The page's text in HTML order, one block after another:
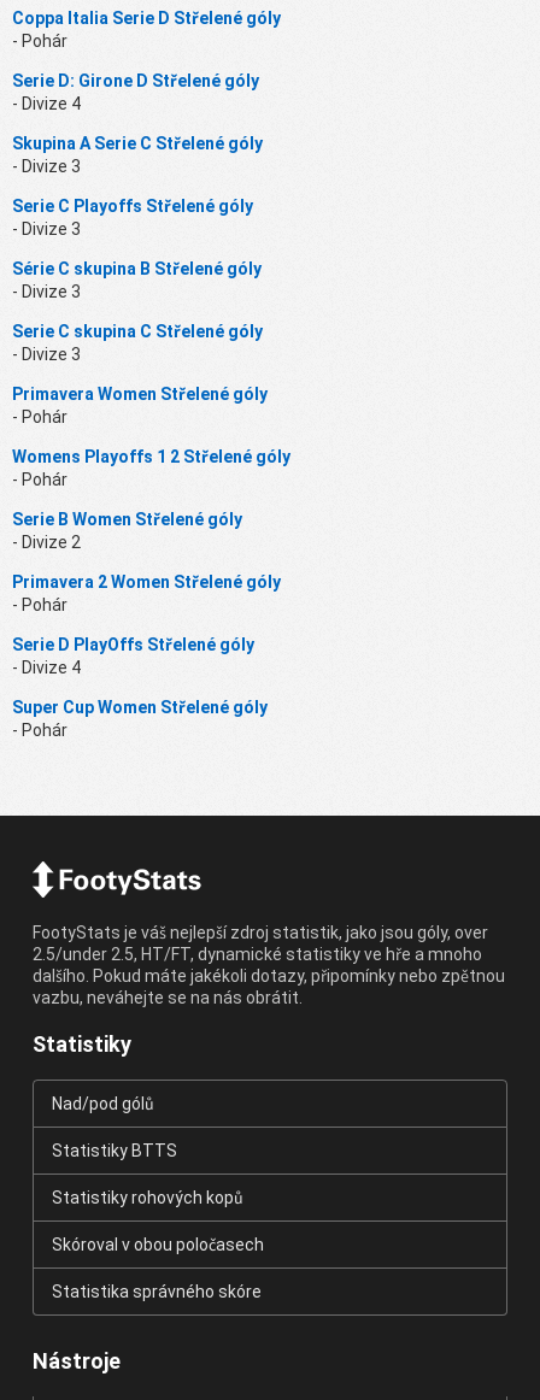
Coppa Italia Serie D Střelené góly
- Pohár
Serie D: Girone D Střelené góly
- Divize 4
Skupina A Serie C Střelené góly
- Divize 3
Serie C Playoffs Střelené góly
- Divize 3
Série C skupina B Střelené góly
- Divize 3
Serie C skupina C Střelené góly
- Divize 3
Primavera Women Střelené góly
- Pohár
Womens Playoffs 1 2 Střelené góly
- Pohár
Serie B Women Střelené góly
- Divize 2
Primavera 2 Women Střelené góly
- Pohár
Serie D PlayOffs Střelené góly
- Divize 4
Super Cup Women Střelené góly
- Pohár
FootyStats je váš nejlepší zdroj statistik, jako jsou góly, over
2.5/under 2.5, HT/FT, dynamické statistiky ve hře a mnoho
dalšího. Pokud máte jakékoli dotazy, připomínky nebo zpětnou
vazbu, neváhejte se na nás obrátit.
Statistiky
Nad/pod gólů
Statistiky BTTS
Statistiky rohových kopů
Skóroval v obou poločasech
Statistika správného skóre
Nástroje